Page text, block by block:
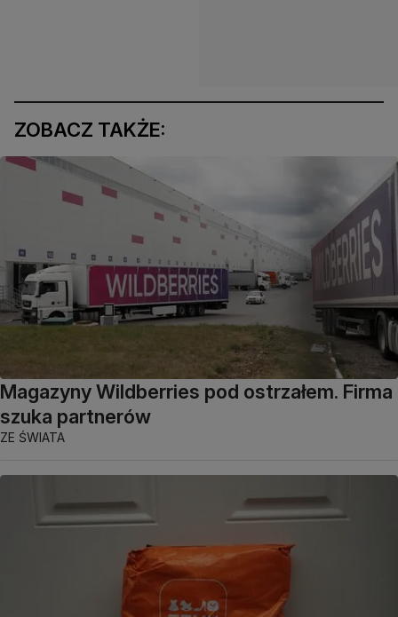
ZOBACZ TAKŻE:
Magazyny Wildberries pod ostrzałem. Firma
szuka partnerów
ZE ŚWIATA